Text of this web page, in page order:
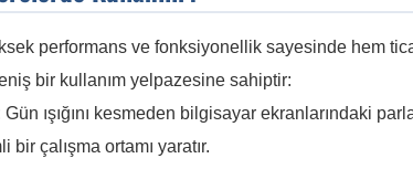
performans ve fonksiyonellik sayesinde hem
bir kullanım yelpazesine sahiptir:
Gün ışığını kesmeden bilgisayar ekranlarındaki
çalışma ortamı yaratır.